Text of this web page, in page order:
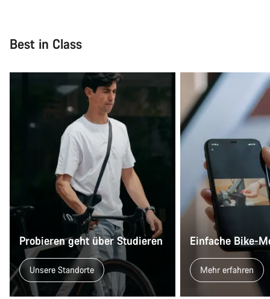
Best in Class
Probieren geht über Studieren
Unsere Standorte
Einfache Bike-
Mehr erfahren